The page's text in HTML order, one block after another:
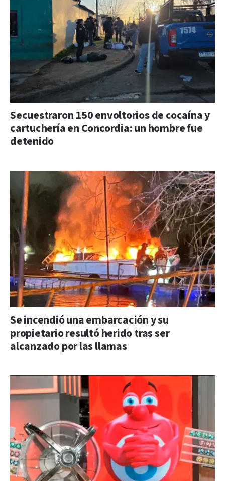
Secuestraron 150 envoltorios de cocaína y
cartuchería en Concordia: un hombre fue
detenido
Se incendió una embarcación y su
propietario resultó herido tras ser
alcanzado por las llamas